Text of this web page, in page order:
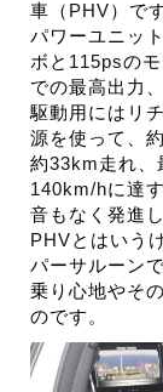
車（ PHV）で
パワーユニッ
ボと 115psの
での最高出力
駆動用にはリ
源を使って、約
約33km走れ、
140km/hに達
音もなく発進
PHVとはいう
パーサルーンで
乗り心地やそ
のです。